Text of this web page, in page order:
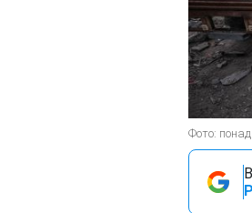
Фото: